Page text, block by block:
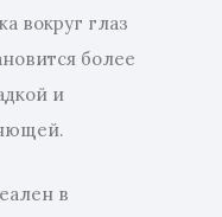
вокруг глаз
более
и
в